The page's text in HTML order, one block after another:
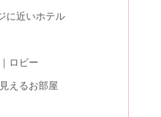
に近いホテル
ロビー
えるお部屋